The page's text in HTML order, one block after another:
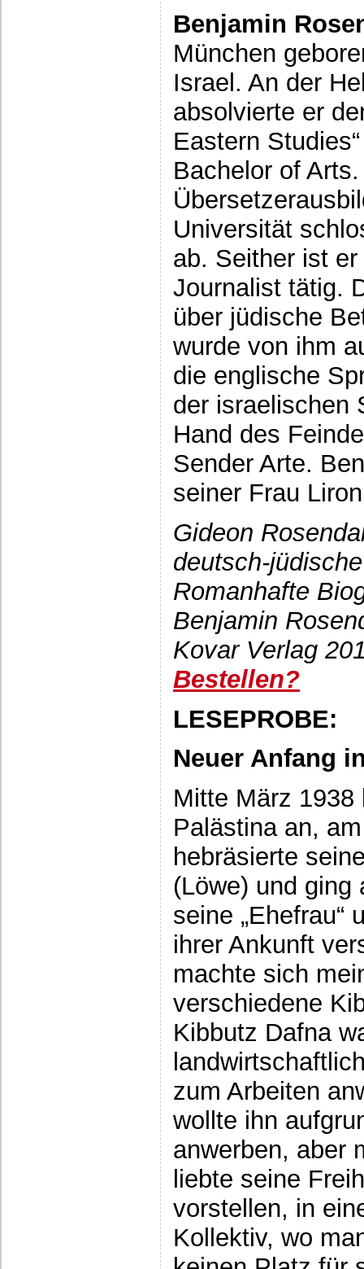
Benjamin
München
Israel. An der
absolvierte er
Eastern
Bachelor of
Universität
ab. Seither ist
Journalist tätig.
über jüdische
wurde von ihm
die englische
der israelischen
Hand des
Sender Arte.
seiner Frau
Gideon
deutsch-
Romanhafte
Benjamin
Kovar Verlag
Bestellen?
LESEPROBE:
Neuer Anfang
Mitte März
Palästina an,
hebräsierte
(Löwe) und ging
seine „Ehefrau“
ihrer Ankunft
machte sich
verschiedene
Kibbutz Dafna
zum Arbeiten
wollte ihn
anwerben, aber
liebte seine
vorstellen, in
Kollektiv, wo